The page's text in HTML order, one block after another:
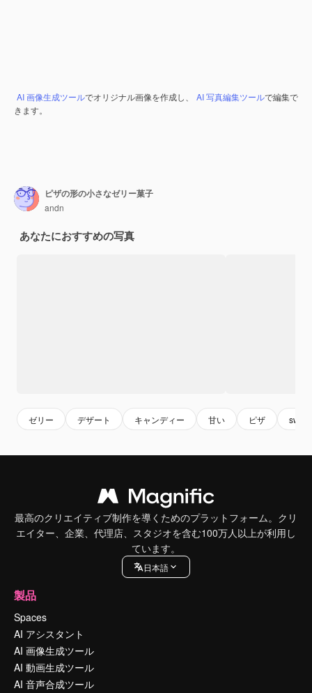
AI 画像生成ツールでオリジナル画像を作成し、 AI 写真編集ツールで編集で
きます。
ピザの形の小さなゼリー菓子
andn
あなたにおすすめの写真
ゼリー デザート キャンディー 甘い ピザ sweet
最高のクリエイティブ制作を導くためのプラットフォーム。クリ
エイター、企業、代理店、スタジオを含む100万人以上が利用し
ています。
日本語
製品
Spaces
AI アシスタント
AI 画像生成ツール
AI 動画生成ツール
AI 音声合成ツール